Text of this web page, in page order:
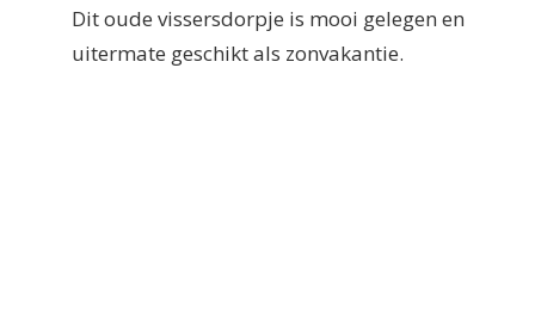
Dit oude vissersdorpje is mooi gelegen en
uitermate geschikt als zonvakantie.